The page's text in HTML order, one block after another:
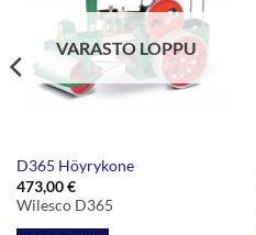
VARASTO LOPPU
D365 Höyrykone
473,00€
Wilesco D365